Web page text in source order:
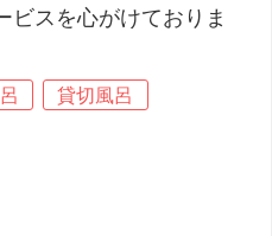
スを心がけておりま
貸切風呂